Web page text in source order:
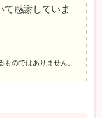
て感謝していま
のではありません。